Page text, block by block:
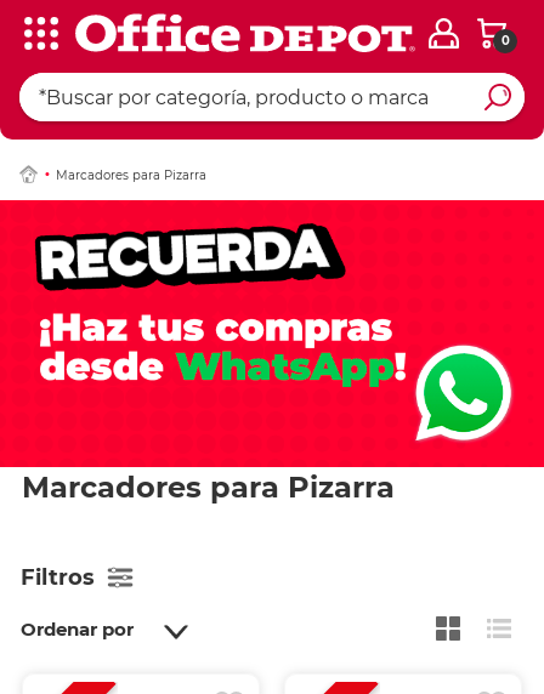
0
Marcadores para Pizarra
Marcadores para Pizarra
Filtros
Ordenar por